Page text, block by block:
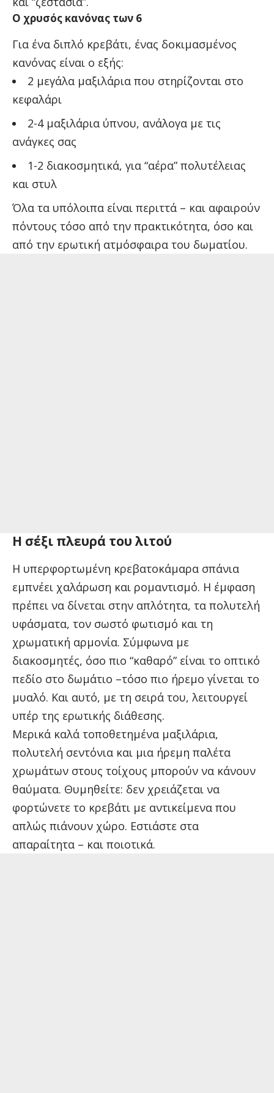
Ο χρυσός κανόνας των 6
Για ένα διπλό κρεβάτι, ένας δοκιμασμένος
κανόνας είναι ο εξής:
2 μεγάλα μαξιλάρια που στηρίζονται στο
κεφαλάρι
2-4 μαξιλάρια ύπνου, ανάλογα με τις
ανάγκες σας
1-2 διακοσμητικά, για “αέρα” πολυτέλειας
και στυλ
Όλα τα υπόλοιπα είναι περιττά – και αφαιρούν
πόντους τόσο από την πρακτικότητα, όσο και
από την ερωτική ατμόσφαιρα του δωματίου.
Η σέξι πλευρά του λιτού
Η υπερφορτωμένη κρεβατοκάμαρα σπάνια
εμπνέει χαλάρωση και ρομαντισμό. Η έμφαση
πρέπει να δίνεται στην απλότητα, τα πολυτελή
υφάσματα, τον σωστό φωτισμό και τη
χρωματική αρμονία. Σύμφωνα με
διακοσμητές, όσο πιο “καθαρό” είναι το οπτικό
πεδίο στο δωμάτιο –τόσο πιο ήρεμο γίνεται το
μυαλό. Και αυτό, με τη σειρά του, λειτουργεί
υπέρ της ερωτικής διάθεσης.
Μερικά καλά τοποθετημένα μαξιλάρια,
πολυτελή σεντόνια και μια ήρεμη παλέτα
χρωμάτων στους τοίχους μπορούν να κάνουν
θαύματα. Θυμηθείτε: δεν χρειάζεται να
φορτώνετε το κρεβάτι με αντικείμενα που
απλώς πιάνουν χώρο. Εστιάστε στα
απαραίτητα – και ποιοτικά.